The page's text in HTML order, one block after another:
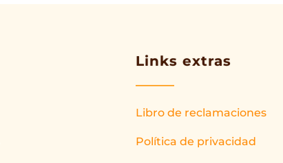
Links extras
Libro de reclamaciones
Política de privacidad